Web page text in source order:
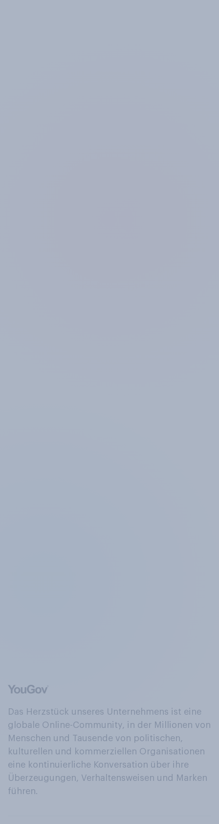
Das Herzstück unseres Unternehmens ist eine
globale Online-Community, in der Millionen von
Menschen und Tausende von politischen,
kulturellen und kommerziellen Organisationen
eine kontinuierliche Konversation über ihre
Überzeugungen, Verhaltensweisen und Marken
führen.